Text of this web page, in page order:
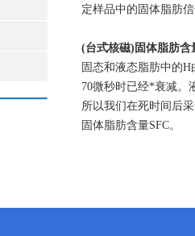
定样品中的固体脂肪
(台式核磁)固体脂肪含
固态和液态脂肪中的
70微秒时已经*衰减。
所以我们在死时间后
固体脂肪含量SFC。